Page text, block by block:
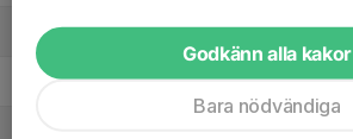
5. Vårgårda IK 5
6. Jung/Kvänum/Edsvära/N.Vånga (7:7) 10
Godkänn alla kakor
Bara nödvändiga